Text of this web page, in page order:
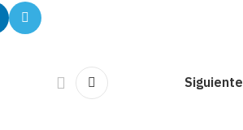
Siguiente